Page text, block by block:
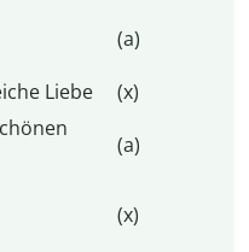
(a)
Liebe
(x)
(a)
(x)